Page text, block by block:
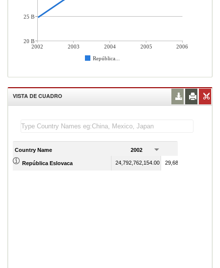
2002 2003 2004 2005
2006
República...
25 B
20 B
VISTA DE CUADRO
Country Name 2002
República Eslovaca 24,792,762,154.00 29,682,652,701.00